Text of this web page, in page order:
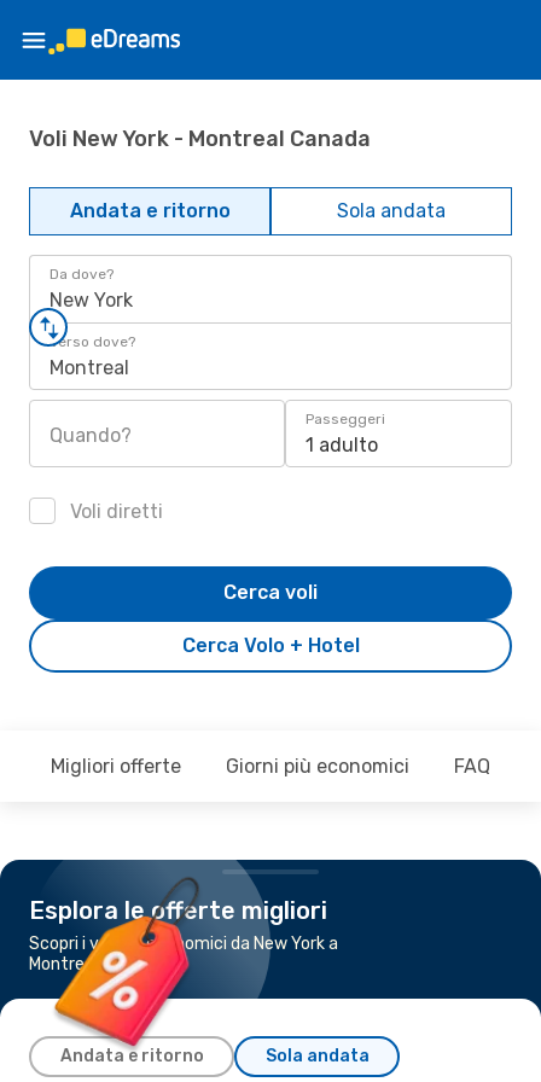
Voli New York - Montreal Canada
Andata e ritorno Sola andata
Da dove?
New York
Verso dove?
Montreal
Quando?
Passeggeri
1 adulto
Voli diretti
Cerca Volo + Hotel
Cerca voli
Migliori offerte Giorni più economici FAQ
Esplora le offerte migliori
Scopri i voli più economici da New York a
Montreal
Andata e ritorno Sola andata